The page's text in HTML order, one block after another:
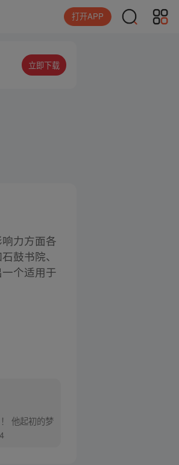
打开APP
立即下载
力方面各
鼓书院、
个适用于
他起初的梦